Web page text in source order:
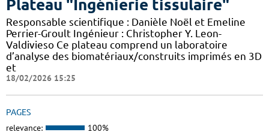
Plateau "Ingénierie tissulaire"
Responsable scientifique : Danièle Noël et Emeline
Perrier-Groult Ingénieur : Christopher Y. Leon-
Valdivieso Ce plateau comprend un laboratoire
d’analyse des biomatériaux/construits imprimés en 3D
et
18/02/2026 15:25
PAGES
relevance: 100%